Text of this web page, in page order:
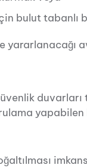
bulut tabanlı
yararlanacağı
yapabilen